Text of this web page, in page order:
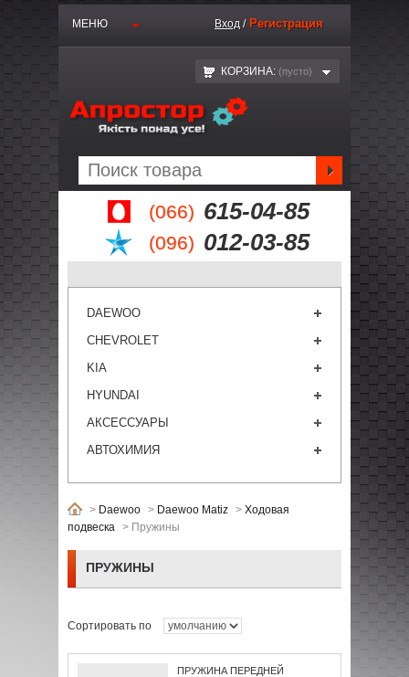
(066) 615-04-85
(096) 012-03-85
МЕНЮ Вход / Регистрация
КОРЗИНА: (пустo)
DAEWOO
CHEVROLET
KIA
HYUNDAI
АКСЕССУАРЫ
АВТОХИМИЯ
> Daewoo > Daewoo Matiz > Ходовая
подвеска > Пружины
ПРУЖИНЫ
Сортировать по
ПРУЖИНА ПЕРЕДНЕЙ